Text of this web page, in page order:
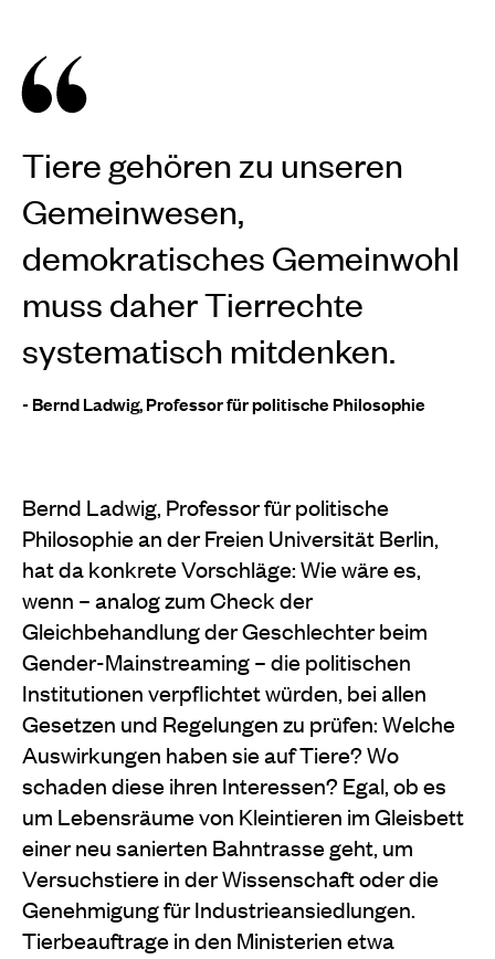
Tiere gehören zu unseren
Gemeinwesen,
demokratisches Gemeinwohl
muss daher Tierrechte
systematisch mitdenken.
- Bernd Ladwig, Professor für politische Philosophie
Bernd Ladwig, Professor für politische
Philosophie an der Freien Universität Berlin,
hat da konkrete Vorschläge: Wie wäre es,
wenn – analog zum Check der
Gleichbehandlung der Geschlechter beim
Gender-Mainstreaming – die politischen
Institutionen verpflichtet würden, bei allen
Gesetzen und Regelungen zu prüfen: Welche
Auswirkungen haben sie auf Tiere? Wo
schaden diese ihren Interessen? Egal, ob es
um Lebensräume von Kleintieren im Gleisbett
einer neu sanierten Bahntrasse geht, um
Versuchstiere in der Wissenschaft oder die
Genehmigung für Industrieansiedlungen.
Tierbeauftrage in den Ministerien etwa